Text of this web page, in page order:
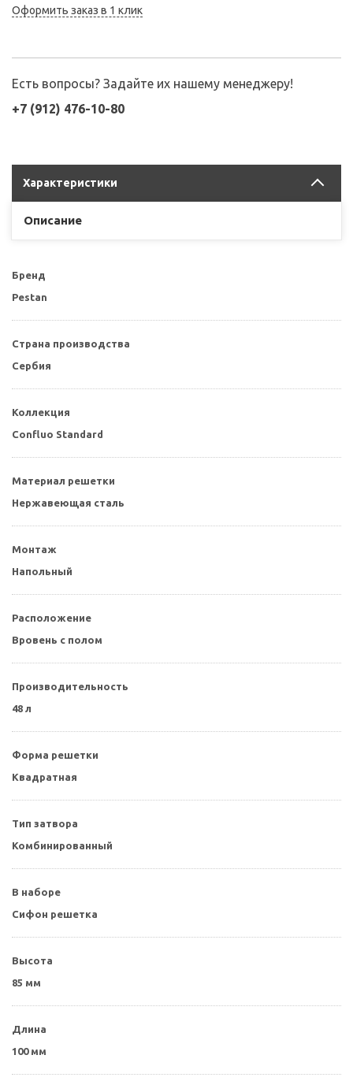
Оформить заказ в 1 клик
Есть вопросы? Задайте их нашему менеджеру!
+7 (912) 476-10-80
Характеристики
Описание
Бренд
Pestan
Страна производства
Сербия
Коллекция
Confluo Standard
Материал решетки
Нержавеющая сталь
Монтаж
Напольный
Расположение
Вровень с полом
Производительность
48 л
Форма решетки
Квадратная
Тип затвора
Комбинированный
В наборе
Сифон решетка
Высота
85 мм
Длина
100 мм